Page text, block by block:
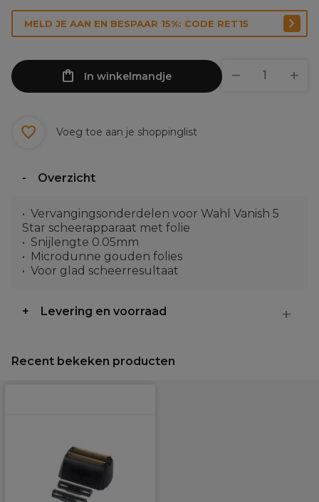
MELD JE AAN EN BESPAAR 15%: CODE RET15
In winkelmandje
Voeg toe aan je shoppinglist
Overzicht
Vervangingsonderdelen voor Wahl Vanish 5
Star scheerapparaat met folie
Snijlengte 0.05mm
Microdunne gouden folies
Voor glad scheerresultaat
Levering en voorraad
Recent bekeken producten